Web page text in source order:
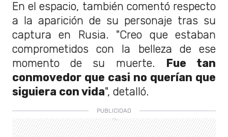
En el espacio, también comentó respecto
a la aparición de su personaje tras su
captura en Rusia. "Creo que estaban
comprometidos con la belleza de ese
momento de su muerte. Fue tan
conmovedor que casi no querían que
siguiera con vida", detalló.